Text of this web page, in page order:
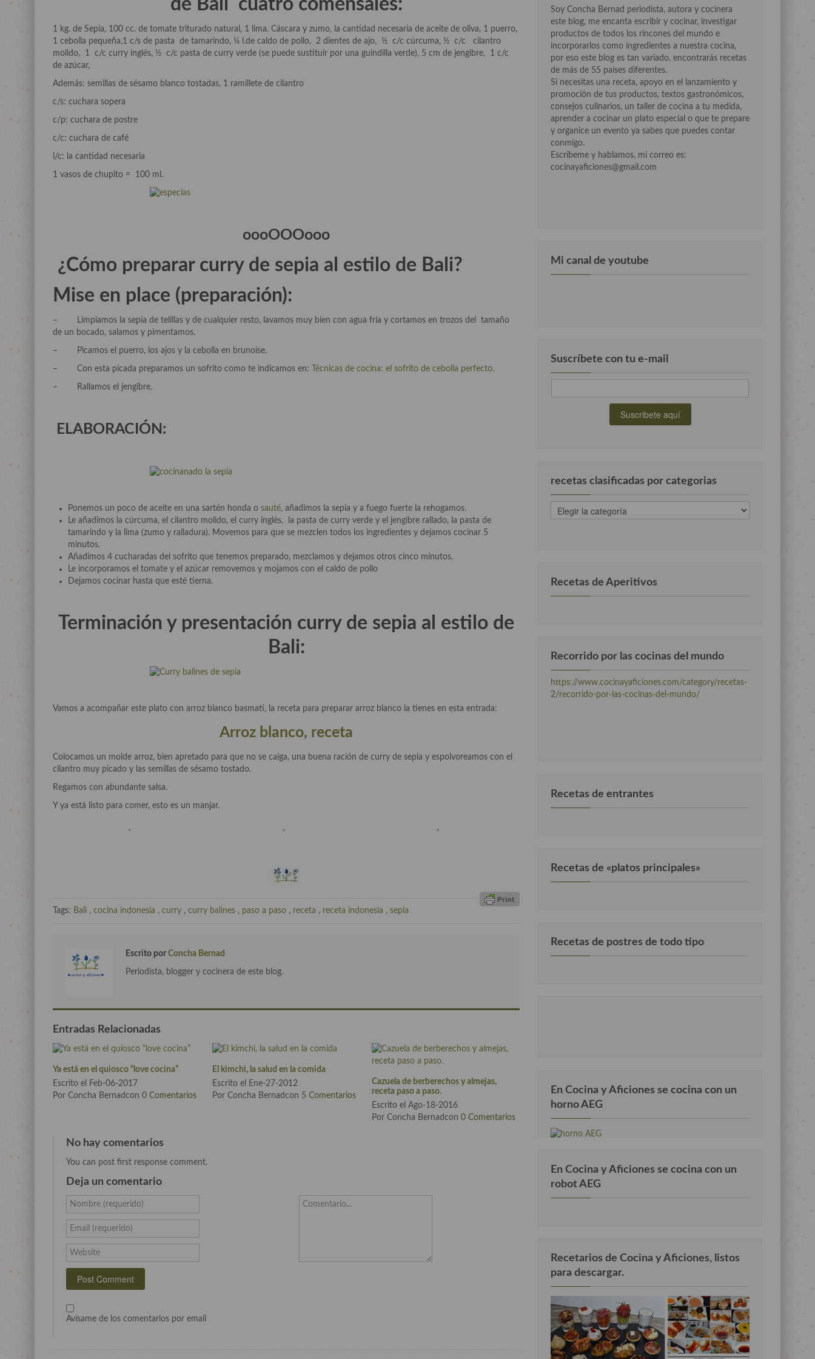
de Bali cuatro comensales:
1 kg. de Sepia, 100 cc. de tomate triturado natural, 1 lima. Cáscara y zumo, la cantidad necesaria de aceite de oliva, 1 puerro,
1 cebolla pequeña,1 c/s de pasta de tamarindo, ¼ l.de caldo de pollo, 2 dientes de ajo, ½ c/c cúrcuma, ½ c/c cilantro
molido, 1 c/c curry inglés, ½ c/c pasta de curry verde (se puede sustituir por una guindilla verde), 5 cm de jengibre, 1 c/c
de azúcar,
Además: semillas de sésamo blanco tostadas, 1 ramillete de cilantro
c/s: cuchara sopera
c/p: cuchara de postre
c/c: cuchara de café
l/c: la cantidad necesaria
1 vasos de chupito = 100 ml.
oooOOOooo
¿Cómo preparar curry de sepia al estilo de Bali?
Mise en place (preparación):
– Limpiamos la sepia de telillas y de cualquier resto, lavamos muy bien con agua fría y cortamos en trozos del tamaño
de un bocado, salamos y pimentamos.
– Picamos el puerro, los ajos y la cebolla en brunoise.
– Con esta picada preparamos un sofrito como te indicamos en: Técnicas de cocina: el sofrito de cebolla perfecto.
– Rallamos el jengibre.
ELABORACIÓN:
Ponemos un poco de aceite en una sartén honda o sauté, añadimos la sepia y a fuego fuerte la rehogamos.
Le añadimos la cúrcuma, el cilantro molido, el curry inglés, la pasta de curry verde y el jengibre rallado, la pasta de
tamarindo y la lima (zumo y ralladura). Movemos para que se mezclen todos los ingredientes y dejamos cocinar 5
minutos.
Añadimos 4 cucharadas del sofrito que tenemos preparado, mezclamos y dejamos otros cinco minutos.
Le incorporamos el tomate y el azúcar removemos y mojamos con el caldo de pollo
Dejamos cocinar hasta que esté tierna.
Terminación y presentación curry de sepia al estilo de
Bali:
Vamos a acompañar este plato con arroz blanco basmati, la receta para preparar arroz blanco la tienes en esta entrada:
Arroz blanco, receta
Colocamos un molde arroz, bien apretado para que no se caiga, una buena ración de curry de sepia y espolvoreamos con el
cilantro muy picado y las semillas de sésamo tostado.
Regamos con abundante salsa.
Y ya está listo para comer, esto es un manjar.
Tags: Bali , cocina indonesia , curry , curry balines , paso a paso , receta , receta indonesia , sepia
Escrito por Concha Bernad
Periodista, blogger y cocinera de este blog.
Entradas Relacionadas
Ya está en el quiosco “love cocina”
Escrito el Feb-06-2017
Por Concha Bernadcon 0 Comentarios
El kimchi, la salud en la comida
Escrito el Ene-27-2012
Por Concha Bernadcon 5 Comentarios
Cazuela de berberechos y almejas,
receta paso a paso.
Escrito el Ago-18-2016
Por Concha Bernadcon0 Comentarios
No hay comentarios
You can post first response comment.
Deja un comentario
Nombre (requerido)
Email (requerido)
Website
Comentario...
Avísame de los comentarios por email
Soy Concha Bernad periodista, autora y cocinera
este blog, me encanta escribir y cocinar, investigar
productos de todos los rincones del mundo e
incorporarlos como ingredientes a nuestra cocina,
por eso este blog es tan variado, encontrarás recetas
de más de 55 países diferentes.
Si necesitas una receta, apoyo en el lanzamiento y
promoción de tus productos, textos gastronómicos,
consejos culinarios, un taller de cocina a tu medida,
aprender a cocinar un plato especial o que te prepare
y organice un evento ya sabes que puedes contar
conmigo.
Escríbeme y hablamos, mi correo es:
cocinayaficiones@gmail.com
Mi canal de youtube
Suscríbete con tu e-mail
recetas clasificadas por categorias
recetas
clasificadas
Recetas de Aperitivos
Recorrido por las cocinas del mundo
https://www.cocinayaficiones.com/category/recetas-
2/recorrido-por-las-cocinas-del-mundo/
Recetas de entrantes
Recetas de «platos principales»
Recetas de postres de todo tipo
En Cocina y Aficiones se cocina con un
horno AEG
En Cocina y Aficiones se cocina con un
robot AEG
Recetarios de Cocina y Aficiones, listos
para descargar.